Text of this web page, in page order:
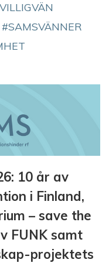
SAMSVÄNNER
10 år av
i Finland,
– save the
FUNK samt
projektets